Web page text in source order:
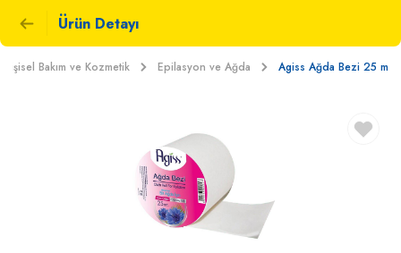
Ürün Detayı
Kişisel Bakım ve Kozmetik Epilasyon ve Ağda Agiss Ağda Bezi 25 m